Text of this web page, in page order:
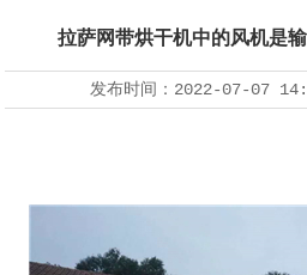
拉萨网带烘干机中的风机是
发布时间： 2022-07-07